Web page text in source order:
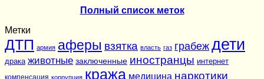
Полный список меток
Метки
ДТП армия аферы взятка власть газ грабеж дети
драка животные заключенные иностранцы интернет
компенсация коррупция кража медицина наркотики